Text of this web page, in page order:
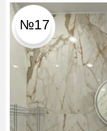
№17